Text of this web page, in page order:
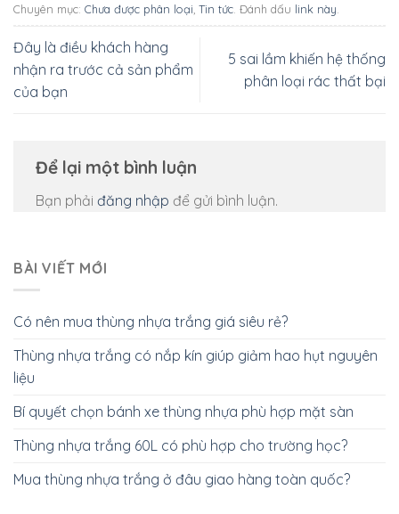
Chuyên mục: Chưa được phân loại, Tin tức. Đánh dấu link này.
Đây là điều khách hàng
nhận ra trước cả sản phẩm
của bạn
5 sai lầm khiến hệ thống
phân loại rác thất bại
Để lại một bình luận
Bạn phải đăng nhập để gửi bình luận.
BÀI VIẾT MỚI
Có nên mua thùng nhựa trắng giá siêu rẻ?
Thùng nhựa trắng có nắp kín giúp giảm hao hụt nguyên
liệu
Bí quyết chọn bánh xe thùng nhựa phù hợp mặt sàn
Thùng nhựa trắng 60L có phù hợp cho trường học?
Mua thùng nhựa trắng ở đâu giao hàng toàn quốc?